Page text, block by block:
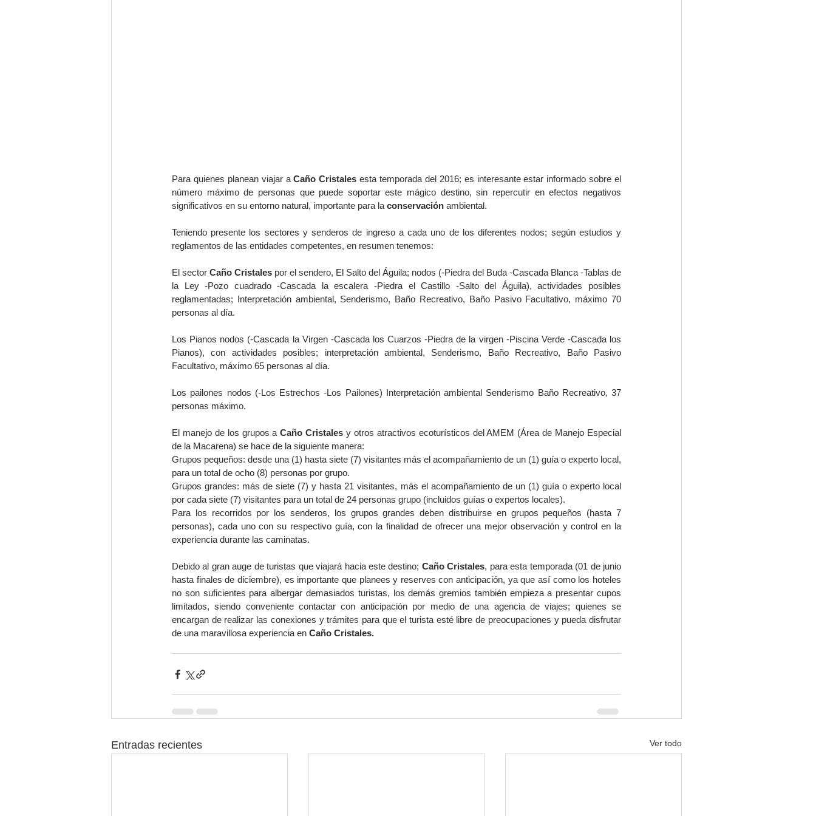
Para quienes planean viajar a Caño Cristales esta temporada del 2016; es interesante estar informado sobre el
número máximo de personas que puede soportar este mágico destino, sin repercutir en efectos negativos
significativos en su entorno natural, importante para la conservación ambiental.
Teniendo presente los sectores y senderos de ingreso a cada uno de los diferentes nodos; según estudios y
reglamentos de las entidades competentes, en resumen tenemos:
El sector Caño Cristales por el sendero, El Salto del Águila; nodos (-Piedra del Buda -Cascada Blanca -Tablas de
la Ley -Pozo cuadrado -Cascada la escalera -Piedra el Castillo -Salto del Águila), actividades posibles
reglamentadas; Interpretación ambiental, Senderismo, Baño Recreativo, Baño Pasivo Facultativo, máximo 70
personas al día.
Los Pianos nodos (-Cascada la Virgen -Cascada los Cuarzos -Piedra de la virgen -Piscina Verde -Cascada los
Pianos), con actividades posibles; interpretación ambiental, Senderismo, Baño Recreativo, Baño Pasivo
Facultativo, máximo 65 personas al día.
Los pailones nodos (-Los Estrechos -Los Pailones) Interpretación ambiental Senderismo Baño Recreativo, 37
personas máximo.
El manejo de los grupos a Caño Cristales y otros atractivos ecoturísticos del AMEM (Área de Manejo Especial
de la Macarena) se hace de la siguiente manera:
Grupos pequeños: desde una (1) hasta siete (7) visitantes más el acompañamiento de un (1) guía o experto local,
para un total de ocho (8) personas por grupo.
Grupos grandes: más de siete (7) y hasta 21 visitantes, más el acompañamiento de un (1) guía o experto local
por cada siete (7) visitantes para un total de 24 personas grupo (incluidos guías o expertos locales).
Para los recorridos por los senderos, los grupos grandes deben distribuirse en grupos pequeños (hasta 7
personas), cada uno con su respectivo guía, con la finalidad de ofrecer una mejor observación y control en la
experiencia durante las caminatas.
Debido al gran auge de turistas que viajará hacia este destino; Caño Cristales, para esta temporada (01 de junio
hasta finales de diciembre), es importante que planees y reserves con anticipación, ya que así como los hoteles
no son suficientes para albergar demasiados turistas, los demás gremios también empieza a presentar cupos
limitados, siendo conveniente contactar con anticipación por medio de una agencia de viajes; quienes se
encargan de realizar las conexiones y trámites para que el turista esté libre de preocupaciones y pueda disfrutar
de una maravillosa experiencia en Caño Cristales.
Entradas recientes Ver todo